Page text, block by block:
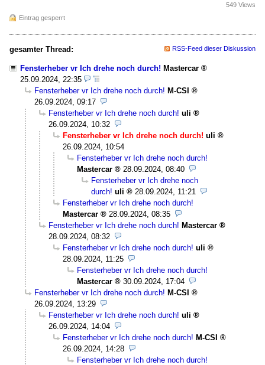
Eintrag gesperrt
549 Views
gesamter Thread: RSS-Feed dieser Diskussion
Fensterheber vr Ich drehe noch durch! Mastercar
25.09.2024, 22:35
Fensterheber vr Ich drehe noch durch! M-CSI
26.09.2024, 09:17
Fensterheber vr Ich drehe noch durch! uli
26.09.2024, 10:32
Fensterheber vr Ich drehe noch durch! uli
26.09.2024, 10:54
Fensterheber vr Ich drehe noch durch!
Mastercar
28.09.2024, 08:40
Fensterheber vr Ich drehe noch
durch! uli
28.09.2024, 11:21
Fensterheber vr Ich drehe noch durch!
Mastercar
28.09.2024, 08:35
Fensterheber vr Ich drehe noch durch! Mastercar
28.09.2024, 08:32
Fensterheber vr Ich drehe noch durch! uli
28.09.2024, 11:25
Fensterheber vr Ich drehe noch durch!
Mastercar
30.09.2024, 17:04
Fensterheber vr Ich drehe noch durch! M-CSI
26.09.2024, 13:29
Fensterheber vr Ich drehe noch durch! uli
26.09.2024, 14:04
Fensterheber vr Ich drehe noch durch! M-CSI
26.09.2024, 14:28
Fensterheber vr Ich drehe noch durch!